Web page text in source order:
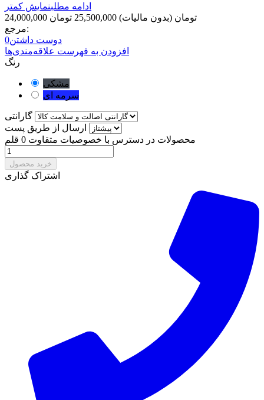
ادامه مطلبنمایش کمتر
24,000,000 تومان (بدون مالیات) 25,500,000 تومان
مرجع:
دوست داشتن0
افزودن به فهرست علاقه‌مندی‌ها
رنگ
مشکی
سرمه ای
گارانتی
ارسال از طریق پست
محصولات در دسترس با خصوصیات متقاوت 0 قلم
خرید محصول
اشتراک گذاری